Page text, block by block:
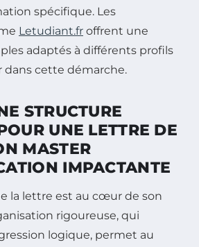
spécifique. Les
Letudiant.fr offrent une
adaptés à différents profils
dans cette démarche.
STRUCTURE
UNE LETTRE DE
MASTER
IMPACTANTE
la lettre est au cœur de son
rigoureuse, qui
logique, permet au